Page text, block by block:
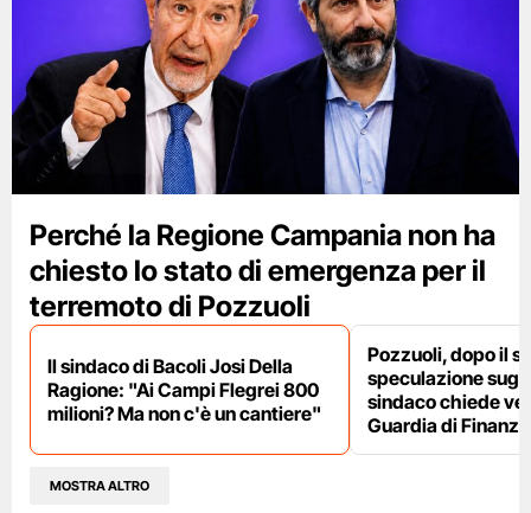
Perché la Regione Campania non ha
chiesto lo stato di emergenza per il
terremoto di Pozzuoli
Il sindaco di Bacoli Josi Della
Ragione: "Ai Campi Flegrei 800
milioni? Ma non c'è un cantiere"
Pozzuoli, dopo il
speculazione
sindaco chiede
Guardia di Finanza
MOSTRA ALTRO